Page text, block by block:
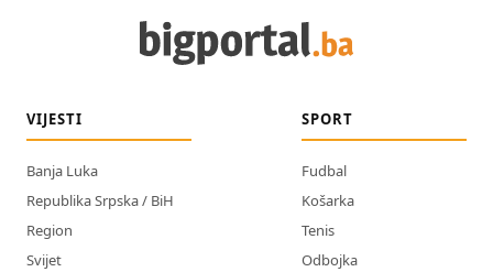
VIJESTI
Banja Luka
Republika Srpska / BiH
Region
Svijet
SPORT
Fudbal
Košarka
Tenis
Odbojka